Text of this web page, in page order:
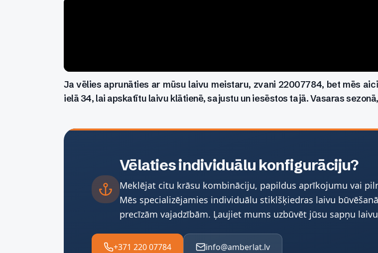
Ja vēlies aprunāties ar mūsu laivu meistaru, zvani 22007784, bet mēs
ielā 34, lai apskatītu laivu klātienē, sajustu un iesēstos tajā. Vasaras
Vēlaties individuālu konfigurāciju?
Meklējat citu krāsu kombināciju, papildus aprīkojumu vai
Mēs specializējamies individuālu stiklšķiedras laivu
precīzām vajadzībām. Ļaujiet mums uzbūvēt jūsu sapņu
+371 220 07784 info@amberlat.lv